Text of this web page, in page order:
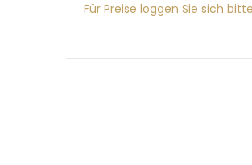
Für Preise loggen Sie sich